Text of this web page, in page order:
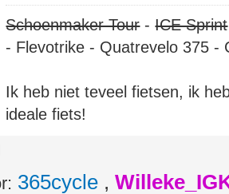
Schoenmaker Tour-ICE Sprint
- Flevotrike - Quatrevelo 375 -
Ik heb niet teveel fietsen, ik
ideale fiets!
365cycle ,